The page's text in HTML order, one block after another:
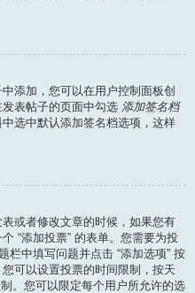
添加，您可以在用户控制面板创
表帖子的页面中勾选 添加签名档
选中默认添加签名档选项，这样
或者修改文章的时候，如果您有
“添加投票” 的表单。您需要为投
栏中填写问题并点击 “添加选项” 按
可以设置投票的时间限制，按天
。您可以限定每个用户所允许的选